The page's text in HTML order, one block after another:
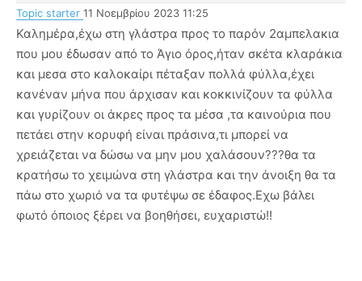
Topic starter 11 Νοεμβρίου 2023 11:25
Καλημέρα,έχω στη γλάστρα προς το παρόν 2αμπελακια
που μου έδωσαν από το Άγιο όρος,ήταν σκέτα κλαράκια
και μεσα στο καλοκαίρι πέταξαν πολλά φύλλα,έχει
κανέναν μήνα που άρχισαν και κοκκινίζουν τα φύλλα
και γυρίζουν οι άκρες προς τα μέσα ,τα καινούρια που
πετάει στην κορυφή είναι πράσινα,τι μπορεί να
χρειάζεται να δώσω να μην μου χαλάσουν???θα τα
κρατήσω το χειμώνα στη γλάστρα και την άνοιξη θα τα
πάω στο χωριό να τα φυτέψω σε έδαφος.Εχω βάλει
φωτό όποιος ξέρει να βοηθήσει, ευχαριστώ!!